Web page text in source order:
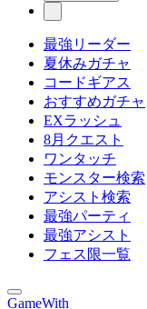
最強リーダー
夏休みガチャ
コードギアス
おすすめガチャ
EXラッシュ
8月クエスト
ワンタッチ
モンスター検索
アシスト検索
最強パーティ
最強アシスト
フェス限一覧
GameWith